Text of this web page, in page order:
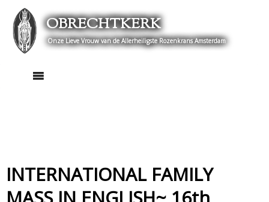
content
OBRECHTKERK
Onze Lieve Vrouw van de Allerheiligste Rozenkrans Amsterdam
INTERNATIONAL FAMILY